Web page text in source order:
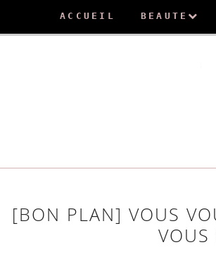
ACCUEIL BEAUTE
[BON PLAN] VOUS
VOUS